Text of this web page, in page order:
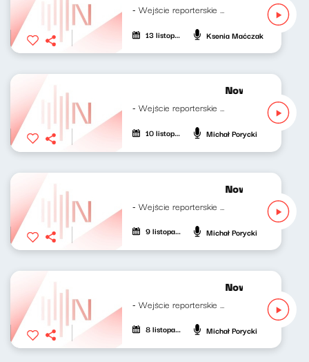
- Wejście reporterskie Klaudiusza...
13 listopada 2023 Ksenia Maćczak
Nowy Świat po
- Wejście reporterskie Klaudiusza...
10 listopada 2023 Michał Porycki
Nowy Świat po
9 listopada 2023 Michał Porycki
Nowy Świat po
8 listopada 2023 Michał Porycki